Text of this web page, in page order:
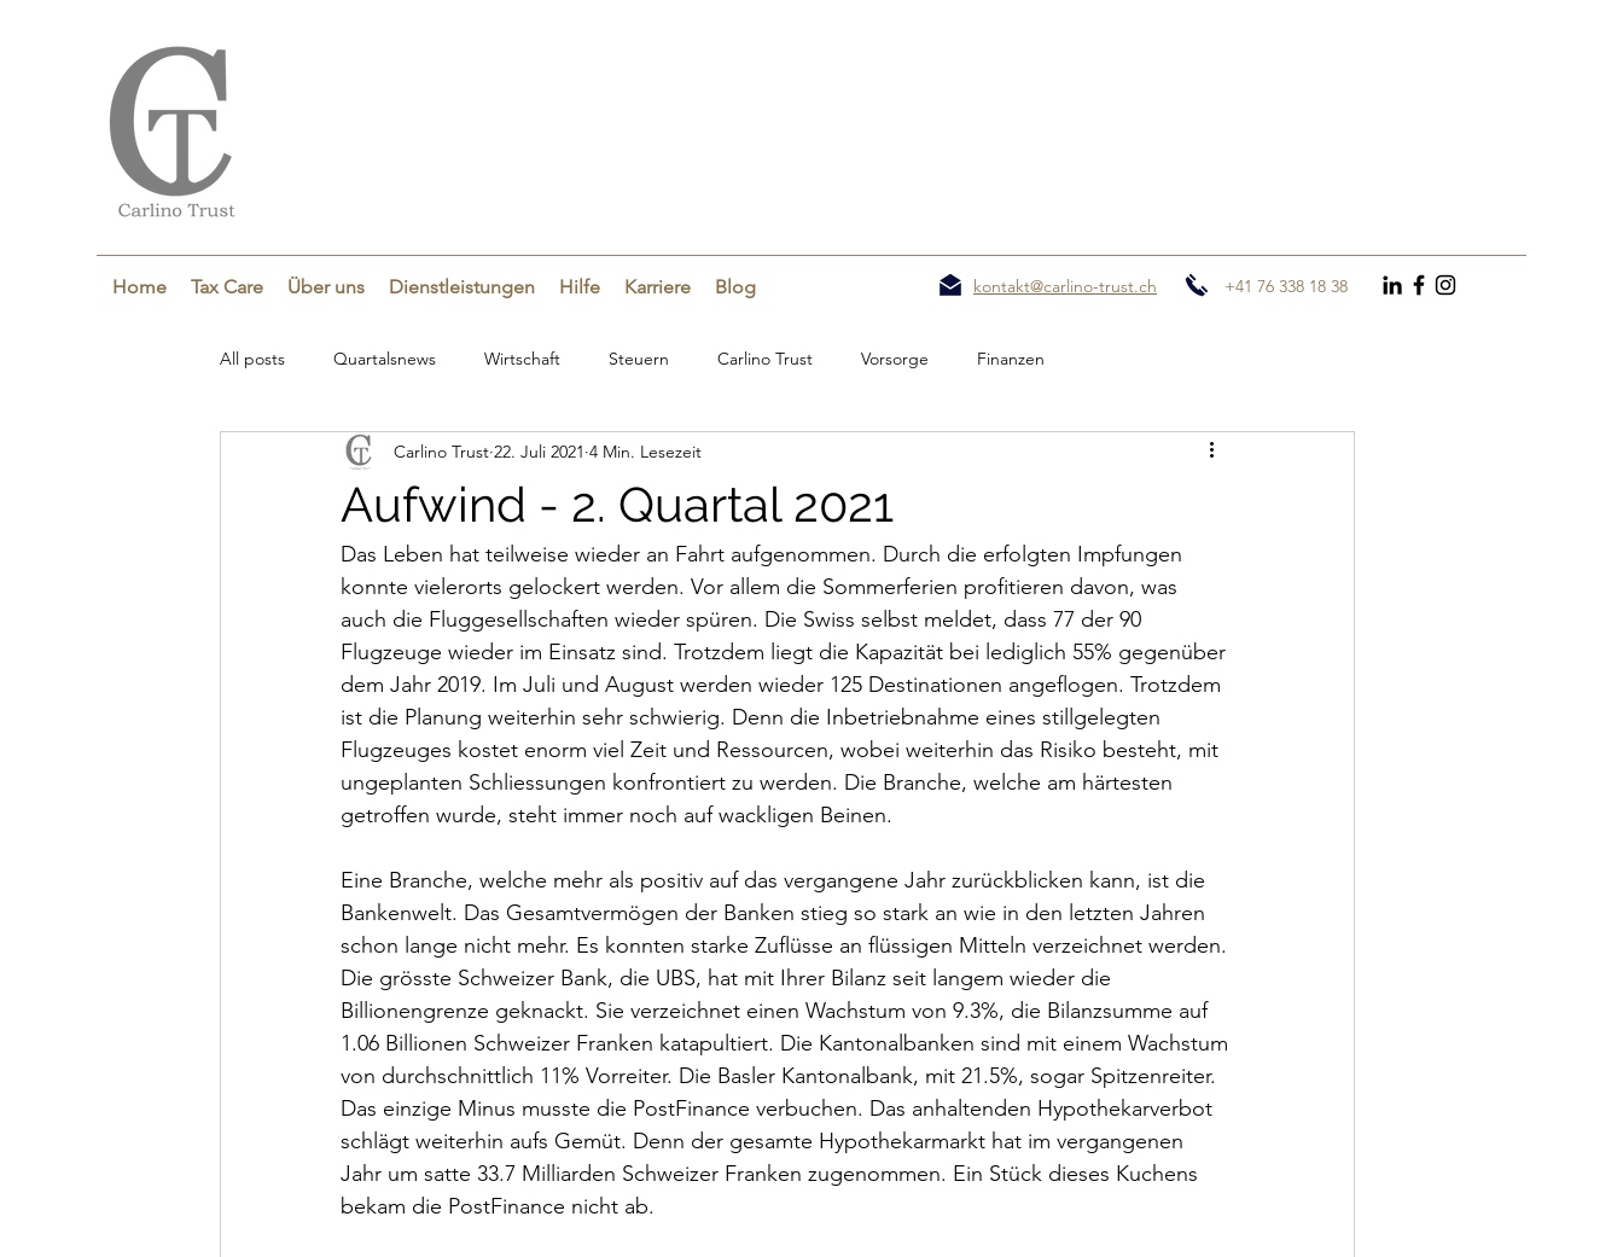
Home Tax Care Über uns Dienstleistungen Hilfe Karriere Blog kontakt@carlino-trust.ch +41 76 338 18 38
All posts Quartalsnews Wirtschaft Steuern Carlino Trust Vorsorge Finanzen
Aufwind - 2. Quartal 2021
Carlino Trust 22. Juli 2021 4 Min. Lesezeit
Das Leben hat teilweise wieder an Fahrt aufgenommen. Durch die erfolgten Impfungen
konnte vielerorts gelockert werden. Vor allem die Sommerferien profitieren davon, was
auch die Fluggesellschaften wieder spüren. Die Swiss selbst meldet, dass 77 der 90
Flugzeuge wieder im Einsatz sind. Trotzdem liegt die Kapazität bei lediglich 55% gegenüber
dem Jahr 2019. Im Juli und August werden wieder 125 Destinationen angeflogen. Trotzdem
ist die Planung weiterhin sehr schwierig. Denn die Inbetriebnahme eines stillgelegten
Flugzeuges kostet enorm viel Zeit und Ressourcen, wobei weiterhin das Risiko besteht, mit
ungeplanten Schliessungen konfrontiert zu werden. Die Branche, welche am härtesten
getroffen wurde, steht immer noch auf wackligen Beinen.
Eine Branche, welche mehr als positiv auf das vergangene Jahr zurückblicken kann, ist die
Bankenwelt. Das Gesamtvermögen der Banken stieg so stark an wie in den letzten Jahren
schon lange nicht mehr. Es konnten starke Zuflüsse an flüssigen Mitteln verzeichnet werden.
Die grösste Schweizer Bank, die UBS, hat mit Ihrer Bilanz seit langem wieder die
Billionengrenze geknackt. Sie verzeichnet einen Wachstum von 9.3%, die Bilanzsumme auf
1.06 Billionen Schweizer Franken katapultiert. Die Kantonalbanken sind mit einem Wachstum
von durchschnittlich 11% Vorreiter. Die Basler Kantonalbank, mit 21.5%, sogar Spitzenreiter.
Das einzige Minus musste die PostFinance verbuchen. Das anhaltenden Hypothekarverbot
schlägt weiterhin aufs Gemüt. Denn der gesamte Hypothekarmarkt hat im vergangenen
Jahr um satte 33.7 Milliarden Schweizer Franken zugenommen. Ein Stück dieses Kuchens
bekam die PostFinance nicht ab.